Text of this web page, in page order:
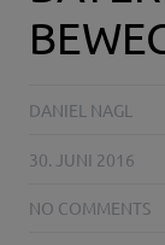
DANIEL NAGL
30. JUNI 2016
NO COMMENTS